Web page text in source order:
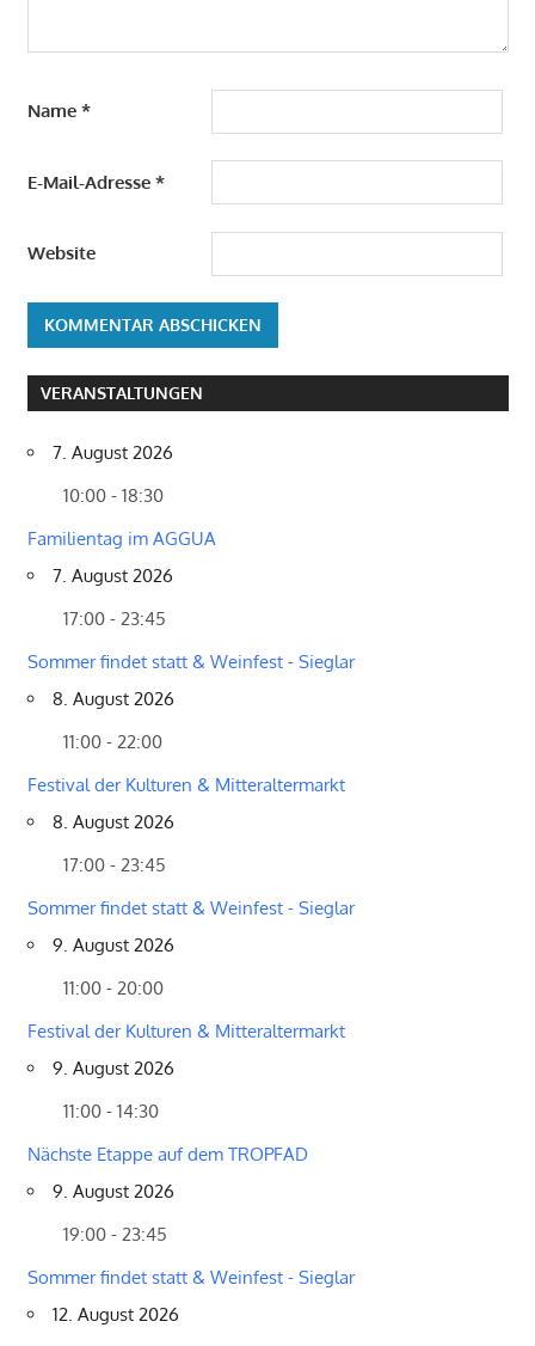
Name *
E-Mail-Adresse *
Website
VERANSTALTUNGEN
7. August 2026
10:00 - 18:30
Familientag im AGGUA
7. August 2026
17:00 - 23:45
Sommer findet statt & Weinfest - Sieglar
8. August 2026
11:00 - 22:00
Festival der Kulturen & Mitteraltermarkt
8. August 2026
17:00 - 23:45
Sommer findet statt & Weinfest - Sieglar
9. August 2026
11:00 - 20:00
Festival der Kulturen & Mitteraltermarkt
9. August 2026
11:00 - 14:30
Nächste Etappe auf dem TROPFAD
9. August 2026
19:00 - 23:45
Sommer findet statt & Weinfest - Sieglar
12. August 2026